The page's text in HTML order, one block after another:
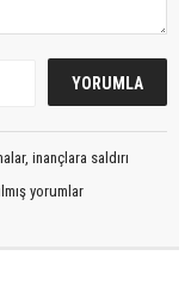
inançlara saldırı
yorumlar